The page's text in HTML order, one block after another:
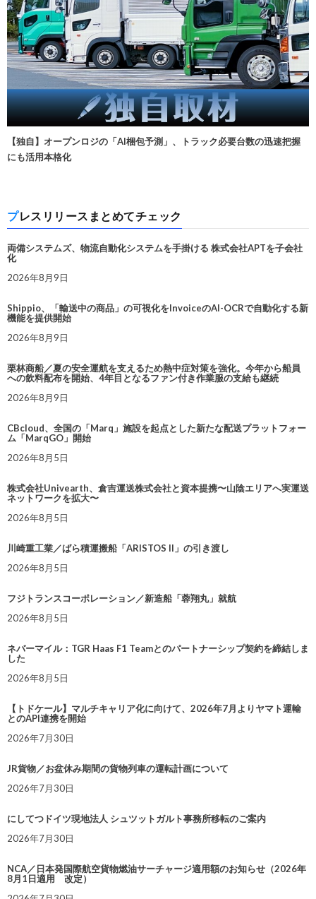
【独自】オープンロジの「AI梱包予測」、トラック必要台数の迅速把握
にも活用本格化
プレスリリースまとめてチェック
両備システムズ、物流自動化システムを手掛ける 株式会社APTを子会社
化
2026年8月9日
Shippio、「輸送中の商品」の可視化をInvoiceのAI-OCRで自動化する新
機能を提供開始
2026年8月9日
栗林商船／夏の安全運航を支えるため熱中症対策を強化。今年から船員
への飲料配布を開始、4年目となるファン付き作業服の支給も継続
2026年8月9日
CBcloud、全国の「Marq」施設を起点とした新たな配送プラットフォー
ム「MarqGO」開始
2026年8月5日
株式会社Univearth、倉吉運送株式会社と資本提携〜山陰エリアへ実運送
ネットワークを拡大〜
2026年8月5日
川崎重工業／ばら積運搬船「ARISTOS II」の引き渡し
2026年8月5日
フジトランスコーポレーション／新造船「蓉翔丸」就航
2026年8月5日
ネバーマイル：TGR Haas F1 Teamとのパートナーシップ契約を締結しま
した
2026年8月5日
【トドケール】マルチキャリア化に向けて、2026年7月よりヤマト運輸
とのAPI連携を開始
2026年7月30日
JR貨物／お盆休み期間の貨物列車の運転計画について
2026年7月30日
にしてつドイツ現地法人 シュツットガルト事務所移転のご案内
2026年7月30日
NCA／日本発国際航空貨物燃油サーチャージ適用額のお知らせ（2026年
8月1日適用 改定）